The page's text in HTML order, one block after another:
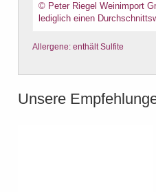
© Peter Riegel Weinimport
lediglich einen
Allergene: enthält Sulfite
Unsere